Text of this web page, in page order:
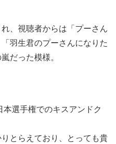
、視聴者からは「プーさん
羽生君のプーさんになりた
だった模様。
選手権でのキスアンドク
とらえており、とっても貴